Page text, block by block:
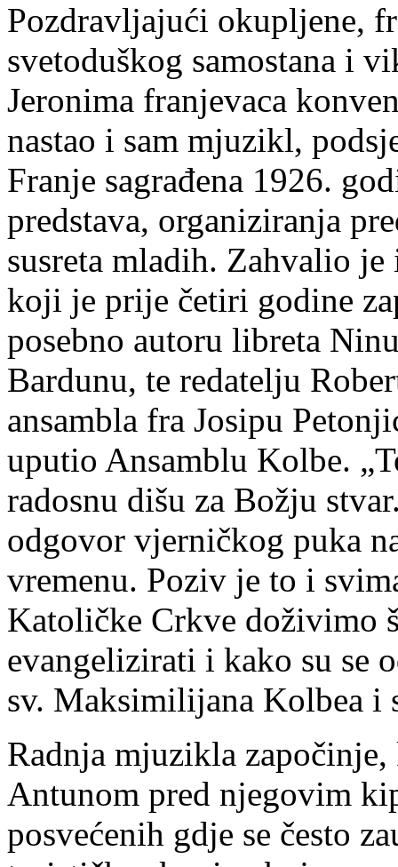
Pozdravljajući okupljene,
svetoduškog samostana i
Jeronima franjevaca
nastao i sam mjuzikl,
Franje sagrađena 1926.
predstava, organiziranja
susreta mladih. Zahvalio
koji je prije četiri godine
posebno autoru libreta
Bardunu, te redatelju
ansambla fra Josipu
uputio Ansamblu Kolbe.
radosnu dišu za Božju
odgovor vjerničkog puka
vremenu. Poziv je to i
Katoličke Crkve doživimo
evangelizirati i kako su se
sv. Maksimilijana Kolbea i
Radnja mjuzikla započinje,
Antunom pred njegovim
posvećenih gdje se često